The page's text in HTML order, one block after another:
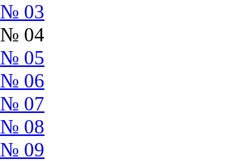
№ 03
№ 04
№ 05
№ 06
№ 07
№ 08
№ 09